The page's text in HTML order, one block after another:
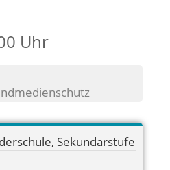
Uhr
, Sekundarstufe